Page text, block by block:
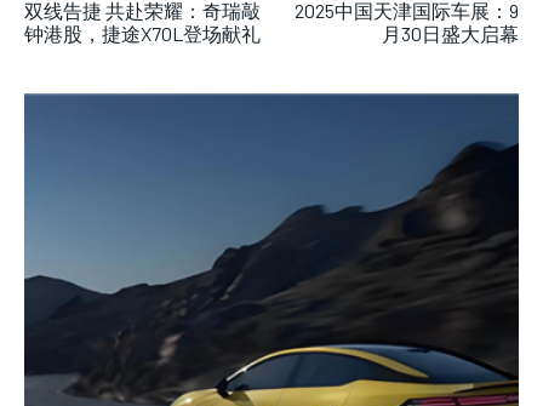
双线告捷 共赴荣耀：奇瑞敲
钟港股，捷途X70L登场献礼
2025中国天津国际车展：9
月30日盛大启幕